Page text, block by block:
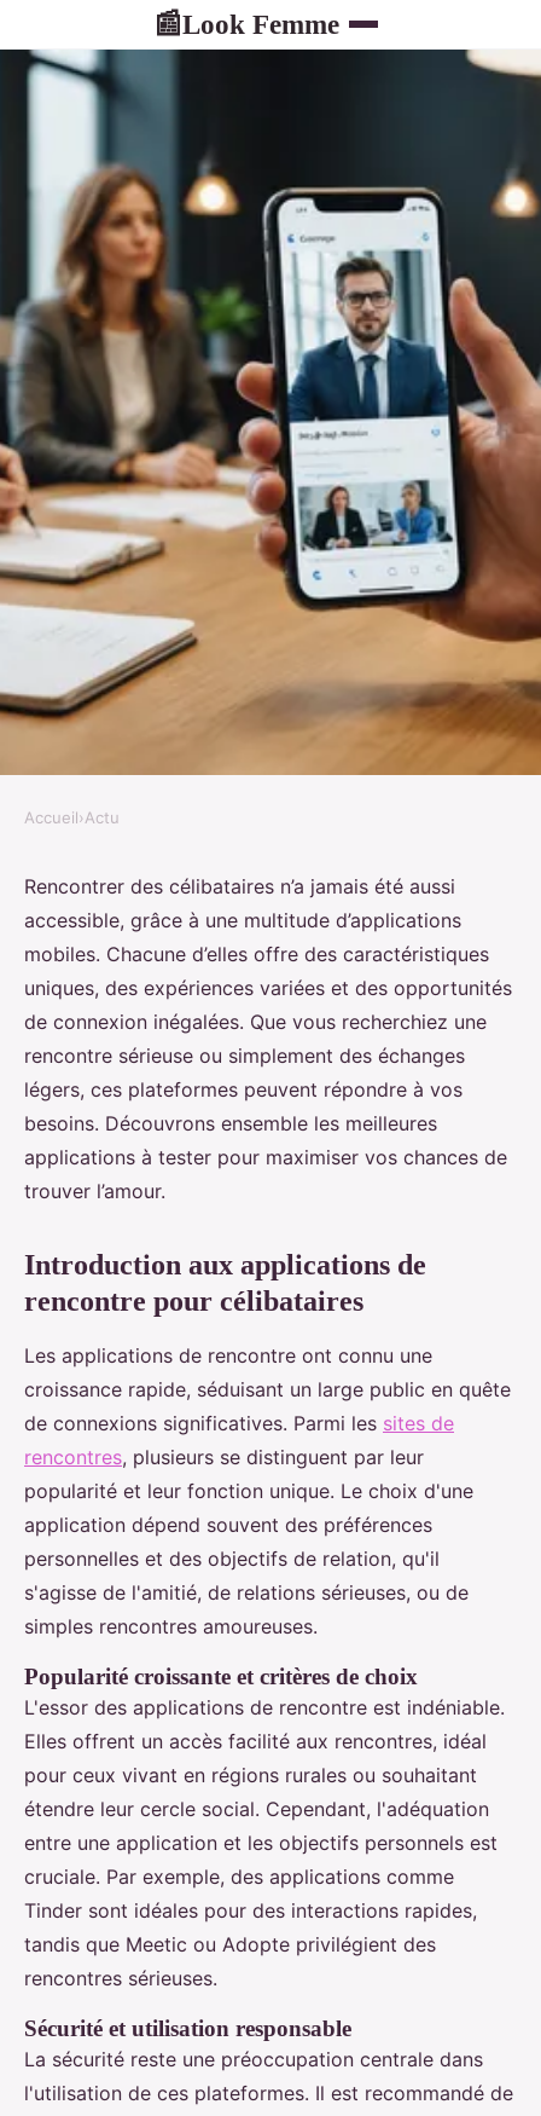
📰Look Femme
Rencontres célibataires : les
meilleures applications mobiles à
tester
Lyana•11 décembre 2024• 7 min de lecture
Accueil›Actu
Rencontrer des célibataires n’a jamais été aussi
accessible, grâce à une multitude d’applications
mobiles. Chacune d’elles offre des caractéristiques
uniques, des expériences variées et des opportunités
de connexion inégalées. Que vous recherchiez une
rencontre sérieuse ou simplement des échanges
légers, ces plateformes peuvent répondre à vos
besoins. Découvrons ensemble les meilleures
applications à tester pour maximiser vos chances de
trouver l’amour.
Introduction aux applications de
rencontre pour célibataires
Les applications de rencontre ont connu une
croissance rapide, séduisant un large public en quête
de connexions significatives. Parmi les sites de
rencontres, plusieurs se distinguent par leur
popularité et leur fonction unique. Le choix d'une
application dépend souvent des préférences
personnelles et des objectifs de relation, qu'il
s'agisse de l'amitié, de relations sérieuses, ou de
simples rencontres amoureuses.
Popularité croissante et critères de choix
L'essor des applications de rencontre est indéniable.
Elles offrent un accès facilité aux rencontres, idéal
pour ceux vivant en régions rurales ou souhaitant
étendre leur cercle social. Cependant, l'adéquation
entre une application et les objectifs personnels est
cruciale. Par exemple, des applications comme
Tinder sont idéales pour des interactions rapides,
tandis que Meetic ou Adopte privilégient des
rencontres sérieuses.
Sécurité et utilisation responsable
La sécurité reste une préoccupation centrale dans
l'utilisation de ces plateformes. Il est recommandé de